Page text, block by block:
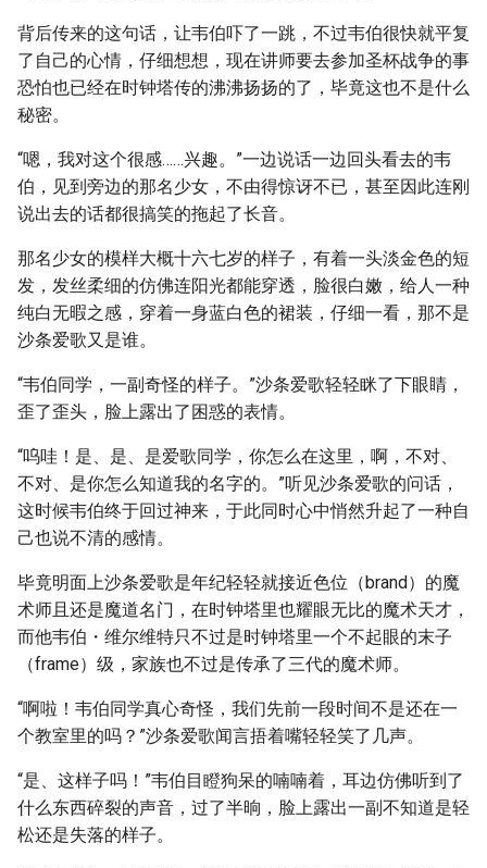
背后传来的这句话，让韦伯吓了一跳，不过韦伯很快就平复
了自己的心情，仔细想想，现在讲师要去参加圣杯战争的事
恐怕也已经在时钟塔传的沸沸扬扬的了，毕竟这也不是什么
秘密。
“嗯，我对这个很感……兴趣。”一边说话一边回头看去的韦
伯，见到旁边的那名少女，不由得惊讶不已，甚至因此连刚
说出去的话都很搞笑的拖起了长音。
那名少女的模样大概十六七岁的样子，有着一头淡金色的短
发，发丝柔细的仿佛连阳光都能穿透，脸很白嫩，给人一种
纯白无暇之感，穿着一身蓝白色的裙装，仔细一看，那不是
沙条爱歌又是谁。
“韦伯同学，一副奇怪的样子。”沙条爱歌轻轻眯了下眼睛，
歪了歪头，脸上露出了困惑的表情。
“呜哇！是、是、是爱歌同学，你怎么在这里，啊，不对、
不对、是你怎么知道我的名字的。”听见沙条爱歌的问话，
这时候韦伯终于回过神来，于此同时心中悄然升起了一种自
己也说不清的感情。
毕竟明面上沙条爱歌是年纪轻轻就接近色位（brand）的魔
术师且还是魔道名门，在时钟塔里也耀眼无比的魔术天才，
而他韦伯・维尔维特只不过是时钟塔里一个不起眼的末子
（frame）级，家族也不过是传承了三代的魔术师。
“啊啦！韦伯同学真心奇怪，我们先前一段时间不是还在一
个教室里的吗？”沙条爱歌闻言捂着嘴轻轻笑了几声。
“是、这样子吗！”韦伯目瞪狗呆的喃喃着，耳边仿佛听到了
什么东西碎裂的声音，过了半晌，脸上露出一副不知道是轻
松还是失落的样子。